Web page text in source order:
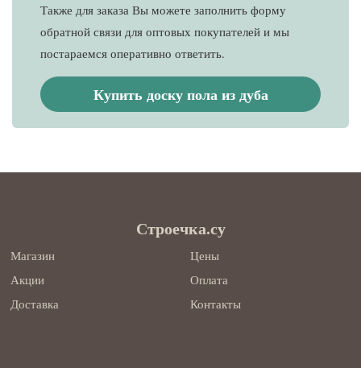
Также для заказа Вы можете заполнить форму
обратной связи для оптовых покупателей и мы
постараемся оперативно ответить.
Купить доску пола из дуба
Строечка.су
Магазин
Цены
Акции
Оплата
Доставка
Контакты